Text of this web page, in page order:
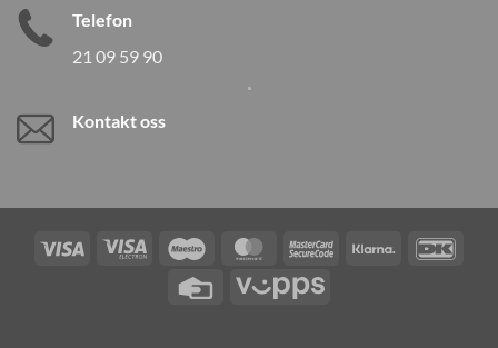
Telefon
21 09 59 90
Kontakt oss
Visa
Visa
Maestro MasterCardMasterCardKlarna
Credit
Vipps